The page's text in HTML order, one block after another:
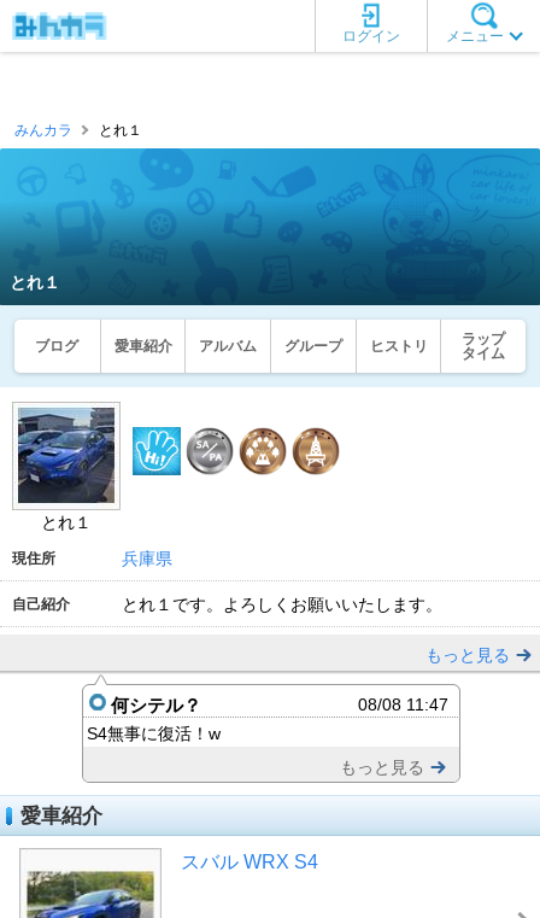
メニュー
ログイン
みんカラ とれ１
とれ１
ブログ 愛車紹介 アルバム グループ ヒストリ
ラップ
タイム
とれ１
現住所 兵庫県
自己紹介 とれ１です。よろしくお願いいたします。
もっと見る
何シテル？
08/08 11:47
S4無事に復活！w
もっと見る
愛車紹介
スバル WRX S4